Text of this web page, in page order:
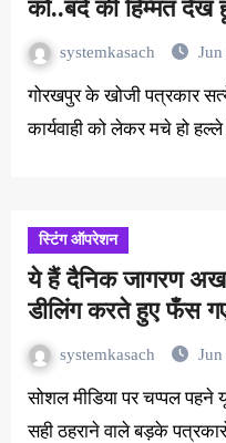
को..बंदे की हिम्मत देख
systemkasach
गोरखपुर के खोजी पत्रकार सत्येंद्र पर की गई फर्जी पुलिसिया
कार्यवाही को लेकर मचे हो
स्टिंग ऑपरेशन
ये हैं दैनिक जागरण
डीलिंग करते हुए फँस
systemkasach
सोशल मीडिया पर चप्पल पहने यू टूबर की चप्पलों से पिटाई को बिल्कुल
सही ठहराने वाले बड़के